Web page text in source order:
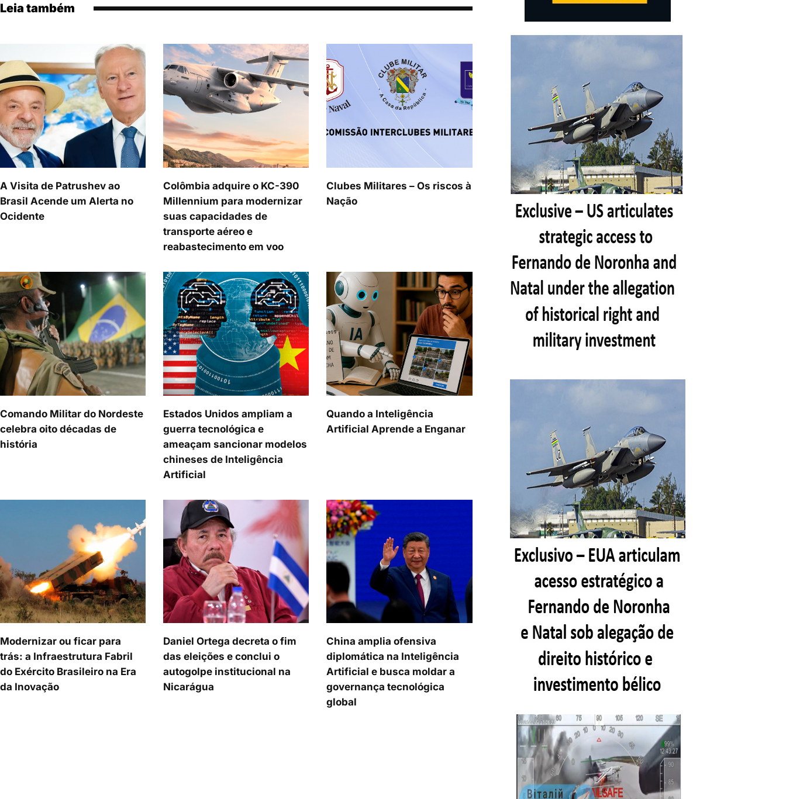
Leia também
A Visita de Patrushev ao
Brasil Acende um Alerta no
Ocidente
Colômbia adquire o KC-390
Millennium para modernizar
suas capacidades de
transporte aéreo e
reabastecimento em voo
Clubes Militares – Os riscos à
Nação
Comando Militar do Nordeste
celebra oito décadas de
história
Estados Unidos ampliam a
guerra tecnológica e
ameaçam sancionar modelos
chineses de Inteligência
Artificial
Quando a Inteligência
Artificial Aprende a Enganar
Modernizar ou ficar para
trás: a Infraestrutura Fabril
do Exército Brasileiro na Era
da Inovação
Daniel Ortega decreta o fim
das eleições e conclui o
autogolpe institucional na
Nicarágua
China amplia ofensiva
diplomática na Inteligência
Artificial e busca moldar a
governança tecnológica
global